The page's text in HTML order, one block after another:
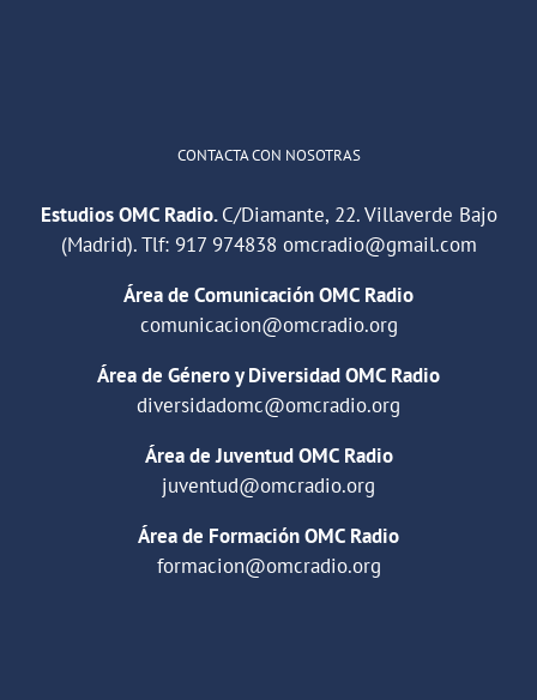
CONTACTA CON NOSOTRAS
Estudios OMC Radio.C/Diamante, 22. Villaverde Bajo
(Madrid). Tlf: 917 974838 omcradio@gmail.com
Área de Comunicación OMC Radio
comunicacion@omcradio.org
Área de Género y Diversidad OMC Radio
diversidadomc@omcradio.org
Área de Juventud OMC Radio
juventud@omcradio.org
Área de Formación OMC Radio
formacion@omcradio.org